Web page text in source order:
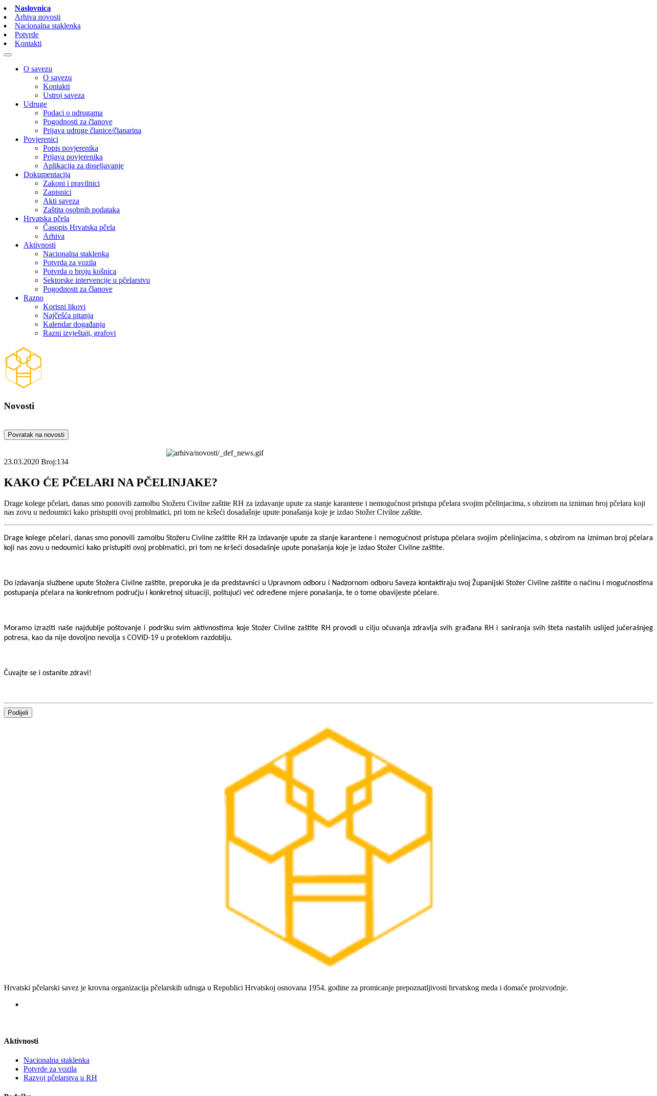
Naslovnica
Arhiva novosti
Nacionalna staklenka
Potvrde
Kontakti
O savezu
O savezu
Kontakti
Ustroj saveza
Udruge
Podaci o udrugama
Pogodnosti za članove
Prijava udruge članice/članarina
Povjerenici
Popis povjerenika
Prijava povjerenika
Aplikacija za doseljavanje
Dokumentacija
Zakoni i pravilnici
Zapisnici
Akti saveza
Zaštita osobnih podataka
Hrvatska pčela
Časopis Hrvatska pčela
Arhiva
Aktivnosti
Nacionalna staklenka
Potvrda za vozila
Potvrda o broju košnica
Sektorske intervencije u pčelarstvu
Pogodnosti za članove
Razno
Korisni likovi
Najčešća pitanja
Kalendar događanja
Razni izvještaji, grafovi
Novosti
Povratak na novosti
23.03.2020 Broj:134
KAKO ĆE PČELARI NA PČELINJAKE?
Drage kolege pčelari, danas smo ponovili zamolbu Stožeru Civilne zaštite RH za izdavanje upute za stanje karantene i nemogućnost pristupa pčelara svojim pčelinjacima, s obzirom na izniman broj pčelara koji
nas zovu u nedoumici kako pristupiti ovoj problmatici, pri tom ne kršeći dosadašnje upute ponašanja koje je izdao Stožer Civilne zaštite.
Drage kolege pčelari, danas smo ponovili zamolbu Stožeru Civilne zaštite RH za izdavanje upute za stanje karantene i nemogućnost pristupa pčelara svojim pčelinjacima, s obzirom na izniman broj pčelara
koji nas zovu u nedoumici kako pristupiti ovoj problmatici, pri tom ne kršeći dosadašnje upute ponašanja koje je izdao Stožer Civilne zaštite.
Do izdavanja službene upute Stožera Civilne zaštite, preporuka je da predstavnici u Upravnom odboru i Nadzornom odboru Saveza kontaktiraju svoj Županijski Stožer Civilne zaštite o načinu i mogućnostima
postupanja pčelara na konkretnom području i konkretnoj situaciji, poštujući već određene mjere ponašanja, te o tome obavijeste pčelare.
Moramo izraziti naše najdublje poštovanje i podršku svim aktivnostima koje Stožer Civilne zaštite RH provodi u cilju očuvanja zdravlja svih građana RH i saniranja svih šteta nastalih uslijed jučerašnjeg
potresa, kao da nije dovoljno nevolja s COVID-19 u proteklom razdoblju.
Čuvajte se i ostanite zdravi!
Podijeli
Hrvatski pčelarski savez je krovna organizacija pčelarskih udruga u Republici Hrvatskoj osnovana 1954. godine za promicanje prepoznatljivosti hrvatskog meda i domaće proizvodnje.
Aktivnosti
Nacionalna staklenka
Potvrde za vozila
Razvoj pčelarstva u RH